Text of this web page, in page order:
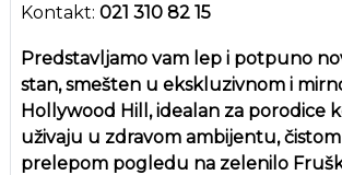
Kontakt: 021 310 82 15
Predstavljamo vam lep i potpuno
stan, smešten u ekskluzivnom i
Hollywood Hill, idealan za porodice
uživaju u zdravom ambijentu,
prelepom pogledu na zelenilo